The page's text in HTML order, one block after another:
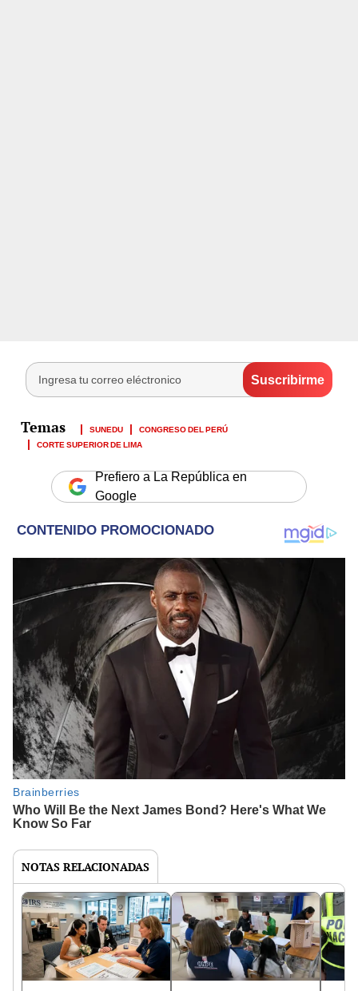
SUNEDU
CONGRESO DEL PERÚ
CORTE SUPERIOR DE LIMA
Prefiero a La República en
Google
NOTAS RELACIONADAS